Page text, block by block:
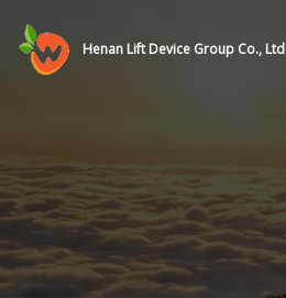
Henan Lift Device Group Co., Ltd